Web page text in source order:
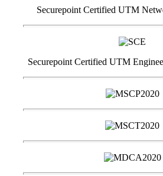
Securepoint Certified UTM
Securepoint Certified UTM